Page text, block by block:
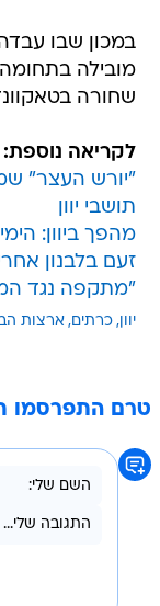
במכון שבו
מובילה
שחורה
לקריאה נוספת:
"יורש העצר"
תושבי יוון
מהפך ביוון:
זעם בלבנון
"מתקפה נגד
יוון כרתים ארצות
טרם התפרסמו